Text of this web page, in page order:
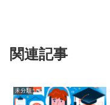
関連記事
未分類